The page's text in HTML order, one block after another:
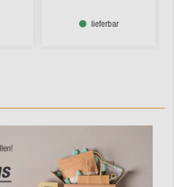
lieferbar